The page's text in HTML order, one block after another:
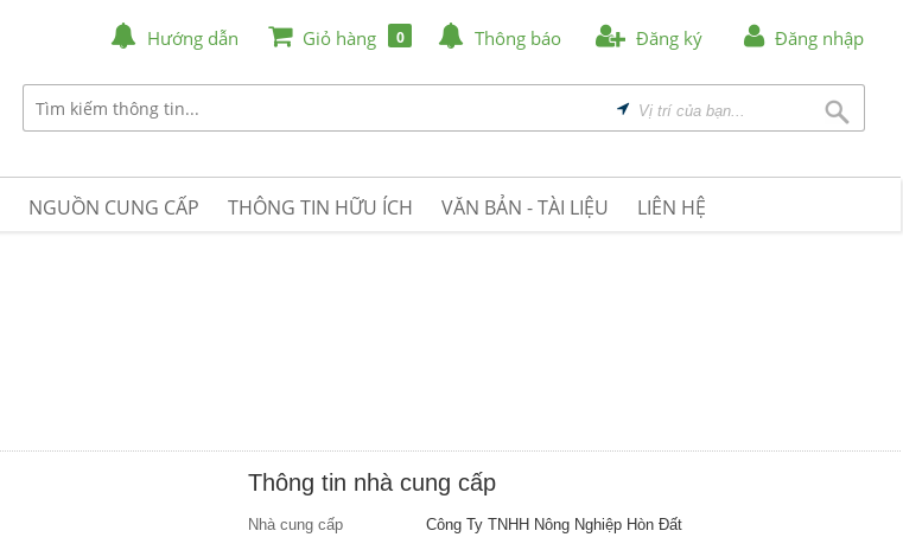
Hướng dẫn Giỏ hàng 0 Thông báo Đăng ký Đăng nhập
NGUỒN CUNG CẤP THÔNG TIN HỮU ÍCH VĂN BẢN - TÀI LIỆU LIÊN HỆ
Thông tin nhà cung cấp
Nhà cung cấp Công Ty TNHH Nông Nghiệp Hòn Đất